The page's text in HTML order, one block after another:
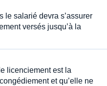
le salarié devra s’assurer
versés jusqu’à la
licenciement est la
et qu’elle ne